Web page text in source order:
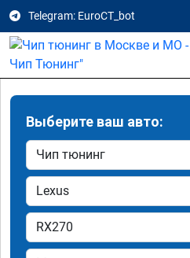
Telegram: EuroCT_bot
Выберите ваш авто: